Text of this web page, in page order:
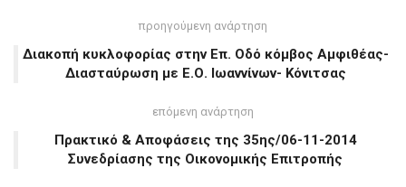
προηγούμενη ανάρτηση
Διακοπή κυκλοφορίας στην Επ. Οδό κόμβος Αμφιθέας-
Διασταύρωση με Ε.Ο. Ιωαννίνων- Κόνιτσας
επόμενη ανάρτηση
Πρακτικό & Αποφάσεις της 35ης/06-11-2014
Συνεδρίασης της Οικονομικής Επιτροπής